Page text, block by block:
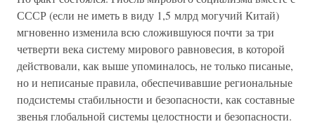
СССР (если не иметь в виду 1,5 млрд могучий Китай)
мгновенно изменила всю сложившуюся почти за три
четверти века систему мирового равновесия, в которой
действовали, как выше упоминалось, не только писаные,
но и неписаные правила, обеспечивавшие региональные
подсистемы стабильности и безопасности, как составные
звенья глобальной системы целостности и безопасности.